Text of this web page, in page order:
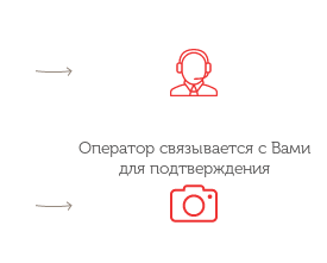
Оператор связывается с Вами
для подтверждения